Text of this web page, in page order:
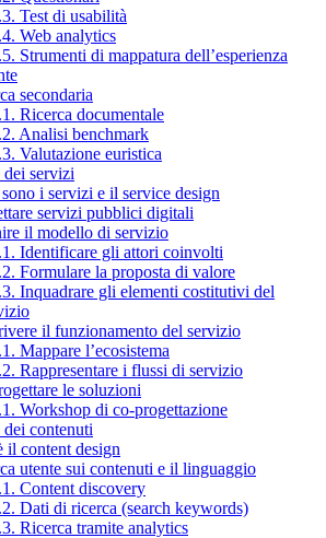
Test di usabilità
Web analytics
Strumenti di mappatura dell’esperienza
secondaria
Ricerca documentale
Analisi benchmark
Valutazione euristica
dei servizi
i servizi e il service design
servizi pubblici digitali
il modello di servizio
Identificare gli attori coinvolti
Formulare la proposta di valore
Inquadrare gli elementi costitutivi del
il funzionamento del servizio
Mappare l’ecosistema
Rappresentare i flussi di servizio
le soluzioni
Workshop di co-progettazione
contenuti
il content design
utente sui contenuti e il linguaggio
Content discovery
Dati di ricerca (search keywords)
Ricerca tramite analytics